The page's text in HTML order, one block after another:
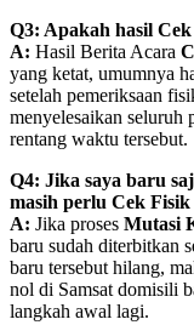
Q3: Apakah hasil
A: Hasil Berita Acara
yang ketat, umumnya
setelah pemeriksaan
menyelesaikan seluruh
rentang waktu tersebut.
Q4: Jika saya baru
masih perlu Cek
A: Jika proses Mutasi
baru sudah diterbitkan
baru tersebut hilang,
nol di Samsat domisili
langkah awal lagi.